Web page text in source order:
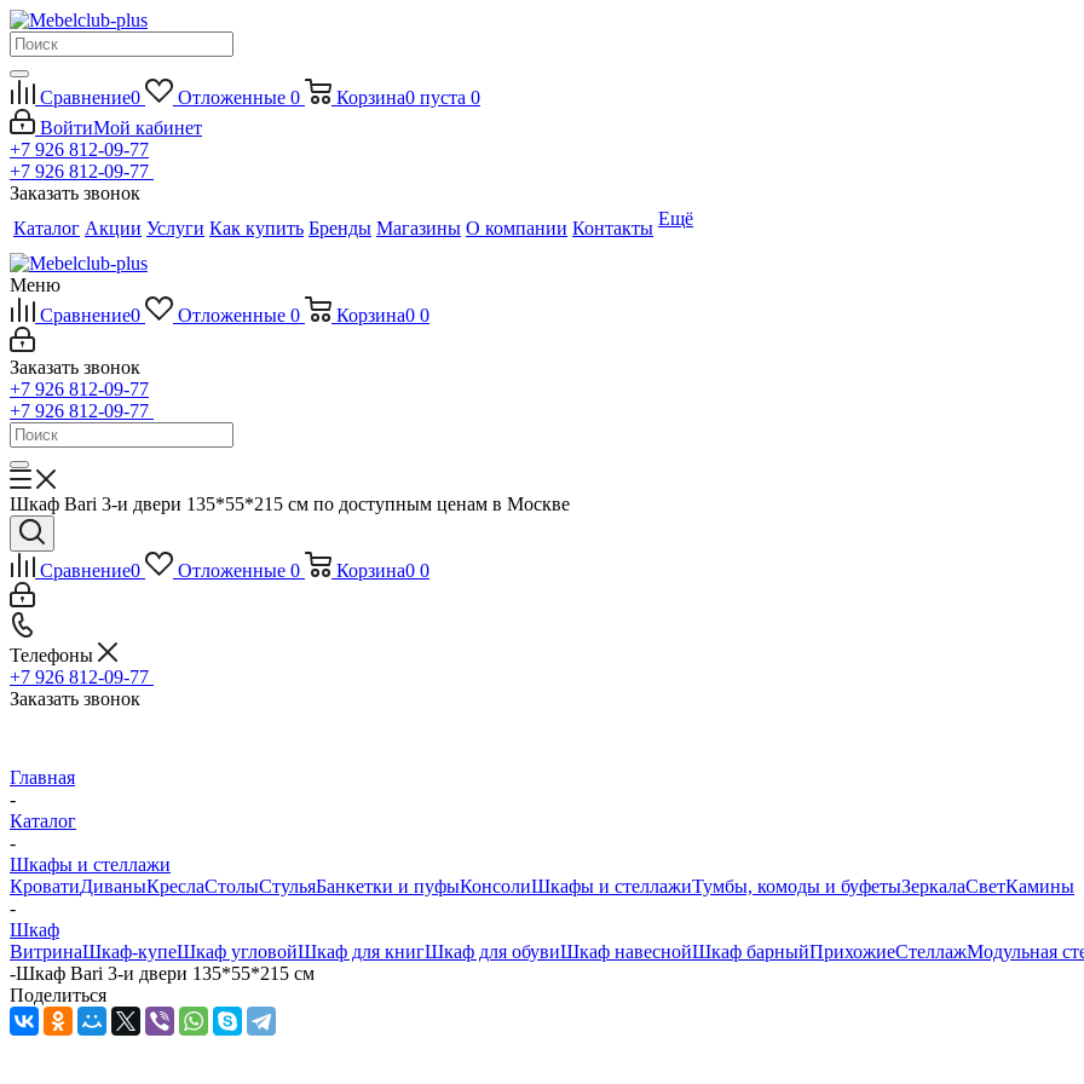
Сравнение0 Отложенные 0 Корзина0 пуста 0
ВойтиМой кабинет
+7 926 812-09-77
+7 926 812-09-77
Заказать звонок
Каталог Акции Услуги Как купить Бренды Магазины О компании Контакты Ещё
Меню
Сравнение0 Отложенные 0 Корзина0 0
Заказать звонок
+7 926 812-09-77
+7 926 812-09-77
Шкаф Bari 3-и двери 135*55*215 см по доступным ценам в Москве
Сравнение0 Отложенные 0 Корзина0 0
Телефоны
+7 926 812-09-77
Заказать звонок
Главная
-
Каталог
-
Шкафы и стеллажи
КроватиДиваныКреслаСтолыСтульяБанкетки и пуфыКонсолиШкафы и стеллажиТумбы, комоды и буфетыЗеркалаСветКамины
-
Шкаф
ВитринаШкаф-купеШкаф угловойШкаф для книгШкаф для обувиШкаф навеснойШкаф барныйПрихожиеСтеллажМодульная
-Шкаф Bari 3-и двери 135*55*215 см
Поделиться